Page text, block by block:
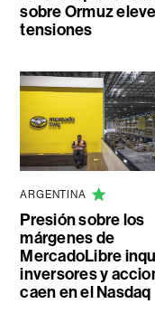
sobre Ormuz
tensiones
ARGENTINA
Presión sobre los
márgenes de
MercadoLibre
inversores y
caen en el Nasdaq